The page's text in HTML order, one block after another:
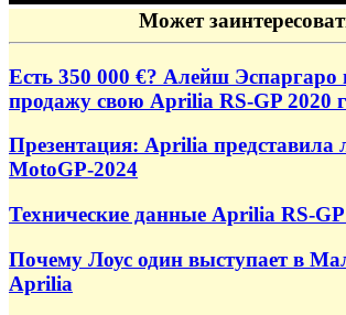
Может
Есть 350 000 €? Алейш Эспаргаро
продажу свою Aprilia RS-GP 2020
Презентация: Aprilia представила
MotoGP-2024
Технические данные Aprilia RS-GP
Почему Лоус один выступает в
Aprilia